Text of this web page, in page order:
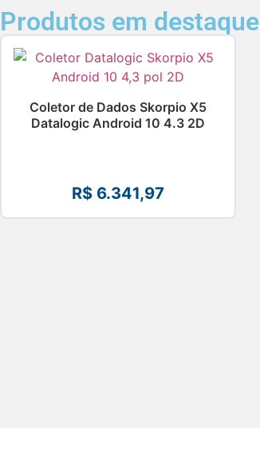
Produtos em destaque
Coletor de Dados Skorpio X5
Datalogic Android 10 4.3 2D
R$ 6.341,97